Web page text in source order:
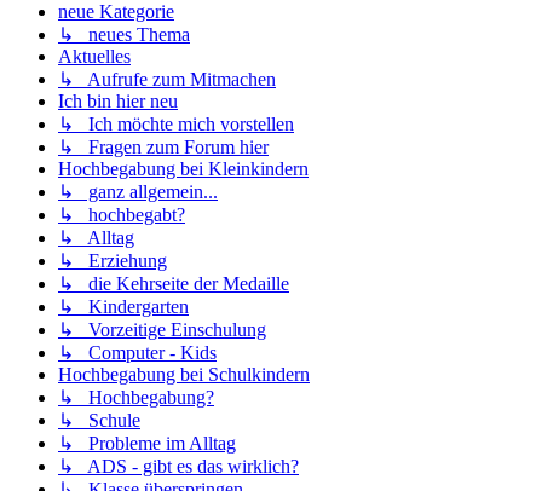
neue Kategorie
↳ neues Thema
Aktuelles
↳ Aufrufe zum Mitmachen
Ich bin hier neu
↳ Ich möchte mich vorstellen
↳ Fragen zum Forum hier
Hochbegabung bei Kleinkindern
↳ ganz allgemein...
↳ hochbegabt?
↳ Alltag
↳ Erziehung
↳ die Kehrseite der Medaille
↳ Kindergarten
↳ Vorzeitige Einschulung
↳ Computer - Kids
Hochbegabung bei Schulkindern
↳ Hochbegabung?
↳ Schule
↳ Probleme im Alltag
↳ ADS - gibt es das wirklich?